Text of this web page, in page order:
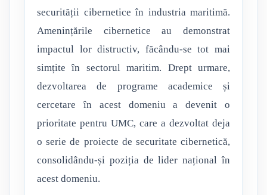
securității cibernetice în industria maritimă.
Amenințările cibernetice au demonstrat
impactul lor distructiv, făcându-se tot mai
simțite în sectorul maritim. Drept urmare,
dezvoltarea de programe academice și
cercetare în acest domeniu a devenit o
prioritate pentru UMC, care a dezvoltat deja
o serie de proiecte de securitate cibernetică,
consolidându-și poziția de lider național în
acest domeniu.